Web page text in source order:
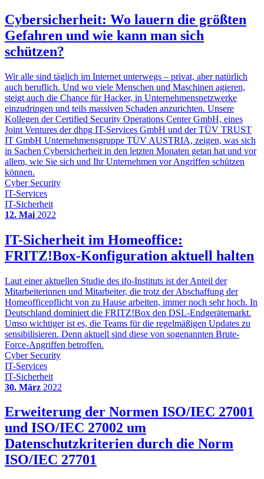
Cybersicherheit: Wo lauern die größten
Gefahren und wie kann man sich
schützen?
Wir alle sind täglich im Internet unterwegs – privat, aber natürlich
auch beruflich. Und wo viele Menschen und Maschinen agieren,
steigt auch die Chance für Hacker, in Unternehmensnetzwerke
einzudringen und teils massiven Schaden anzurichten. Unsere
Kollegen der Certified Security Operations Center GmbH, eines
Joint Ventures der dhpg IT-Services GmbH und der TÜV TRUST
IT GmbH Unternehmensgruppe TÜV AUSTRIA, zeigen, was sich
in Sachen Cybersicherheit in den letzten Monaten getan hat und vor
allem, wie Sie sich und Ihr Unternehmen vor Angriffen schützen
können.
Cyber Security
IT-Services
IT-Sicherheit
12. Mai 2022
IT-Sicherheit im Homeoffice:
FRITZ!Box-Konfiguration aktuell halten
Laut einer aktuellen Studie des ifo-Instituts ist der Anteil der
Mitarbeiterinnen und Mitarbeiter, die trotz der Abschaffung der
Homeofficepflicht von zu Hause arbeiten, immer noch sehr hoch. In
Deutschland dominiert die FRITZ!Box den DSL-Endgerätemarkt.
Umso wichtiger ist es, die Teams für die regelmäßigen Updates zu
sensibilisieren. Denn aktuell sind diese von sogenannten Brute-
Force-Angriffen betroffen.
Cyber Security
IT-Services
IT-Sicherheit
30. März 2022
Erweiterung der Normen ISO/IEC 27001
und ISO/IEC 27002 um
Datenschutzkriterien durch die Norm
ISO/IEC 27701